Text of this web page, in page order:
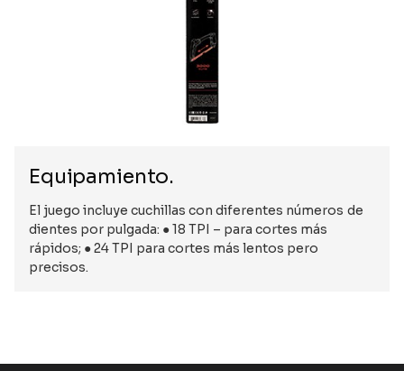
Equipamiento.
El juego incluye cuchillas con diferentes números de
dientes por pulgada: ● 18 TPI – para cortes más
rápidos; ● 24 TPI para cortes más lentos pero
precisos.